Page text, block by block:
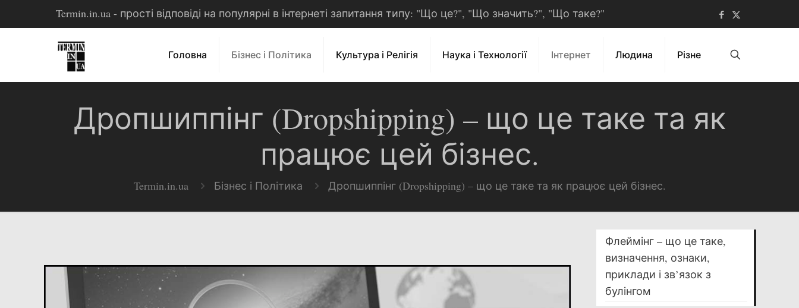
Termin.in.ua - прості відповіді на популярні в інтернеті запитання типу: "Що це?", "Що значить?", "Що таке?"
Головна Бізнес і Політика Культура і Релігія Наука і Технології Інтернет Людина Різне
Дропшиппінг (Dropshipping) – що це таке та як
працює цей бізнес.
Termin.in.ua Бізнес і Політика Дропшиппінг (Dropshipping) – що це таке та як працює цей бізнес.
Флеймінг – що це таке,
визначення, ознаки,
приклади і зв’язок з
булінгом